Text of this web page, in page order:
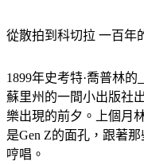
從散拍到科切拉 一百年
1899年史考特·喬普林的
蘇里州的一間小出版社
樂出現的前夕。上個月
是Gen Z的面孔，跟著
哼唱。